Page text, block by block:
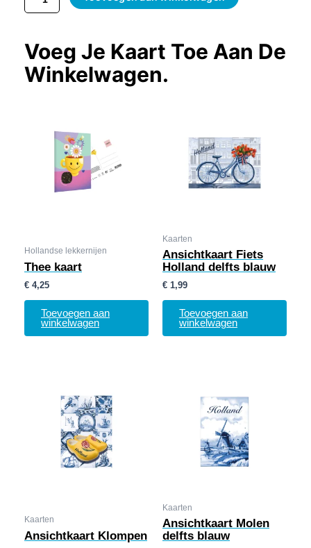
Voeg Je Kaart Toe Aan De
Winkelwagen.
Hollandse lekkernijen
Thee kaart
€ 4,25
Toevoegen aan
winkelwagen
Kaarten
Ansichtkaart Fiets
Holland delfts blauw
€ 1,99
Toevoegen aan
winkelwagen
Kaarten
Ansichtkaart Klompen
Kaarten
Ansichtkaart Molen
delfts blauw